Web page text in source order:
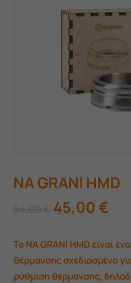
NA GRANI HMD
54,00 € Original
price
was:
54,00 €.
45,00 €Η
τιμή
Το NA GRANI HMD είναι
θέρμανσης σχεδιασμένο
ρύθμιση θέρμανσης,